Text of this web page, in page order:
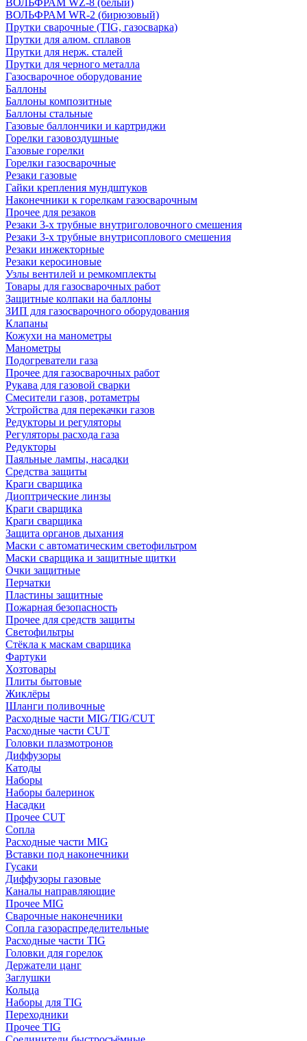
ВОЛЬФРАМ WZ-8 (белый)
ВОЛЬФРАМ WR-2 (бирюзовый)
Прутки сварочные (TIG, газосварка)
Прутки для алюм. сплавов
Прутки для нерж. сталей
Прутки для черного металла
Газосварочное оборудование
Баллоны
Баллоны композитные
Баллоны стальные
Газовые баллончики и картриджи
Горелки газовоздушные
Газовые горелки
Горелки газосварочные
Резаки газовые
Гайки крепления мундштуков
Наконечники к горелкам газосварочным
Прочее для резаков
Резаки 3-х трубные внутриголовочного смешения
Резаки 3-х трубные внутрисоплового смешения
Резаки инжекторные
Резаки керосиновые
Узлы вентилей и ремкомплекты
Товары для газосварочных работ
Защитные колпаки на баллоны
ЗИП для газосварочного оборудования
Клапаны
Кожухи на манометры
Манометры
Подогреватели газа
Прочее для газосварочных работ
Рукава для газовой сварки
Смесители газов, ротаметры
Устройства для перекачки газов
Редукторы и регуляторы
Регуляторы расхода газа
Редукторы
Паяльные лампы, насадки
Средства защиты
Краги сварщика
Диоптрические линзы
Краги сварщика
Краги сварщика
Защита органов дыхания
Маски с автоматическим светофильтром
Маски сварщика и защитные щитки
Очки защитные
Перчатки
Пластины защитные
Пожарная безопасность
Прочее для средств защиты
Светофильтры
Стёкла к маскам сварщика
Фартуки
Хозтовары
Плиты бытовые
Жиклёры
Шланги поливочные
Расходные части MIG/TIG/CUT
Расходные части CUT
Головки плазмотронов
Диффузоры
Катоды
Наборы
Наборы балеринок
Насадки
Прочее CUT
Сопла
Расходные части MIG
Вставки под наконечники
Гусаки
Диффузоры газовые
Каналы направляющие
Прочее MIG
Сварочные наконечники
Сопла газораспределительные
Расходные части TIG
Головки для горелок
Держатели цанг
Заглушки
Кольца
Наборы для TIG
Переходники
Прочее TIG